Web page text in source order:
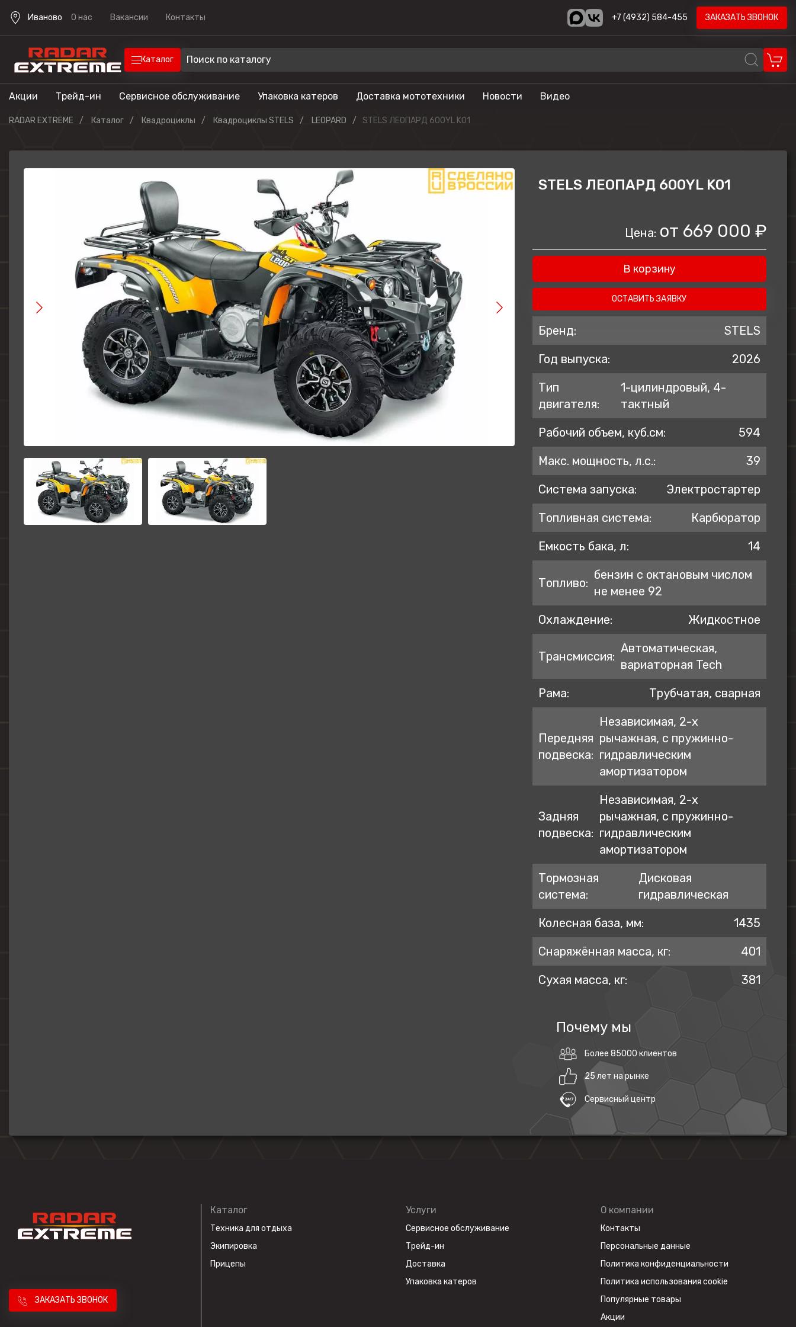
Иваново О нас Вакансии Контакты +7 (4932) 584-455 ЗАКАЗАТЬ ЗВОНОК
Каталог
Техника для отдыха
Экипировка
Техника для отдыха
Квадроциклы
Гидроциклы
Мотовездеходы
Лодочные моторы
Моторные лодки
Эндуро мотоциклы
Питбайки
Кроссовые
мотоциклы
Туристические
мотоциклы
Phoenix
Volzhanka
Триера
OSM
STELS
CYCLONE
VOGE
ATAKI
AVANTIS
BSE
KOVE
BRP
Regulmoto
Акции Трейд-ин Сервисное обслуживание Упаковка катеров Доставка мототехники Новости Видео
RADAR EXTREME Каталог Квадроциклы Квадроциклы STELS LEOPARD STELS ЛЕОПАРД 600YL K01
STELS ЛЕОПАРД 600YL K01
Цена: от 669 000 ₽
В корзину
ОСТАВИТЬ ЗАЯВКУ
Бренд:
STELS
Год выпуска:
2026
Тип
двигателя:
1-цилиндровый, 4-
тактный
Рабочий объем, куб.см:
594
Макс. мощность, л.с.:
39
Система запуска:
Электростартер
Топливная система:
Карбюратор
Емкость бака, л:
14
Топливо:
бензин с октановым числом
не менее 92
Охлаждение:
Жидкостное
Трансмиссия:
Автоматическая,
вариаторная Tech
Рама:
Трубчатая, сварная
Передняя
подвеска:
Независимая, 2-х
рычажная, с пружинно-
гидравлическим
амортизатором
Задняя
подвеска:
Независимая, 2-х
рычажная, с пружинно-
гидравлическим
амортизатором
Тормозная
система:
Дисковая
гидравлическая
Колесная база, мм:
1435
Снаряжённая масса, кг:
401
Сухая масса, кг:
381
Почему мы
Более 85000 клиентов
25 лет на рынке
Сервисный центр
ЗАКАЗАТЬ ЗВОНОК
Каталог
Техника для отдыха
Экипировка
Прицепы
Услуги
Сервисное обслуживание
Трейд-ин
Доставка
Упаковка катеров
О компании
Контакты
Персональные данные
Политика конфиденциальности
Политика использования cookie
Популярные товары
Акции